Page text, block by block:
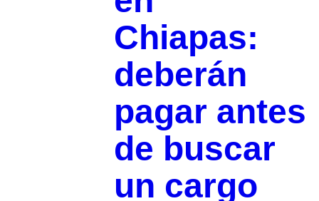
Chiapas:
deberán
pagar antes
de buscar
un cargo